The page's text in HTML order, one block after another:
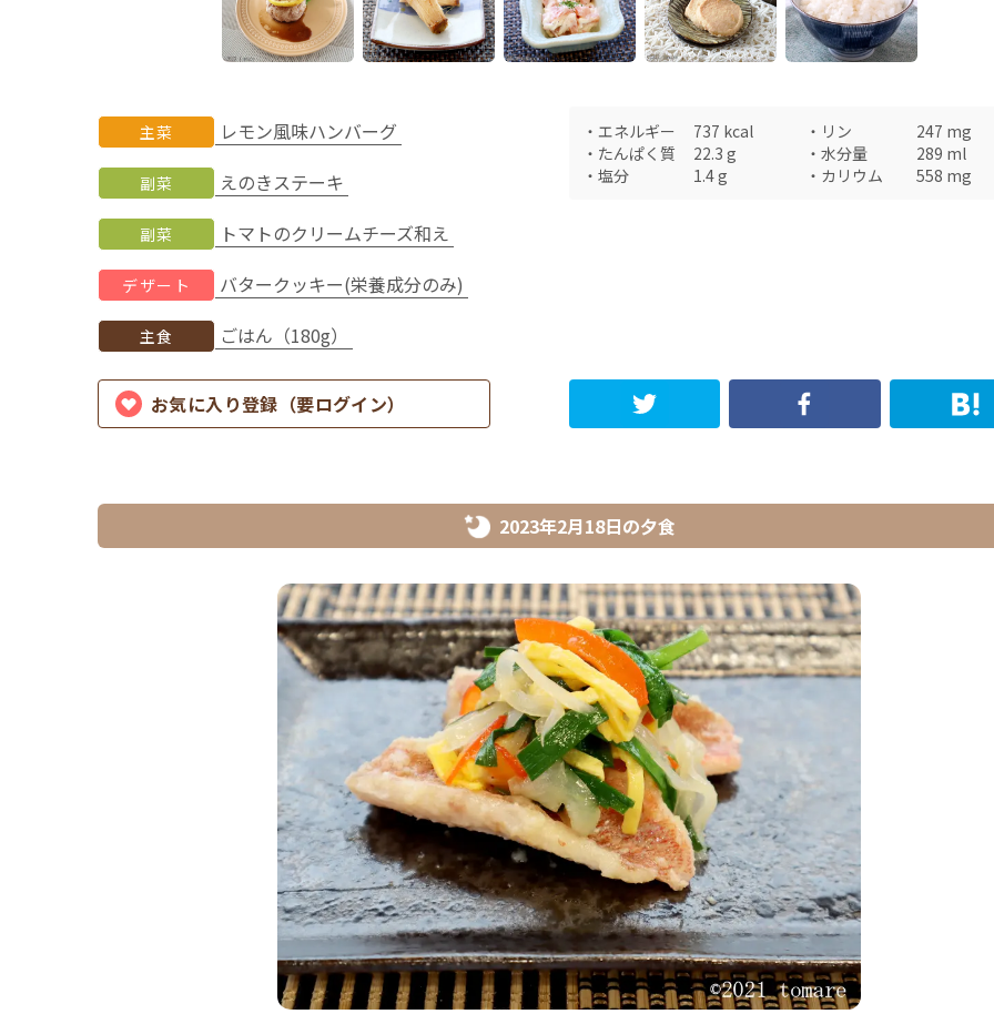
主菜 レモン風味ハンバーグ
副菜 えのきステーキ
副菜 トマトのクリームチーズ和え
デザート バタークッキー(栄養成分のみ)
主食 ごはん（180g）
・ エネルギー 737 kcal ・ リン 247 mg
・ たんぱく質 22.3 g ・ 水分量 289 ml
・ 塩分 1.4g ・ カリウム 558 mg
お気に入り登録（要ログイン）
2023年2月18日の夕食